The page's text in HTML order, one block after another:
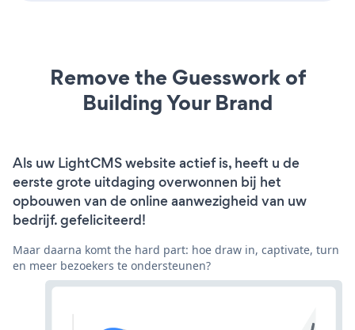
Remove the Guesswork of
Building Your Brand
Als uw LightCMS website actief is, heeft u de
eerste grote uitdaging overwonnen bij het
opbouwen van de online aanwezigheid van uw
bedrijf. gefeliciteerd!
Maar daarna komt the hard part: hoe draw in, captivate, turn
en meer bezoekers te ondersteunen?